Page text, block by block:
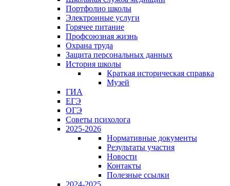
Портфолио школы
Электронные услуги
Горячее питание
Профсоюзная жизнь
Охрана труда
Защита персональных данных
История школы
Краткая историческая справка
Музей
ГИА
ЕГЭ
ОГЭ
Советы психолога
2025-2026
Нормативные документы
Результаты участия
Новости
Контакты
Полезные ссылки
2024-2025